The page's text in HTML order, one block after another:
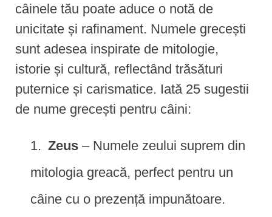
câinele tău poate aduce o notă de
unicitate și rafinament. Numele grecești
sunt adesea inspirate de mitologie,
istorie și cultură, reflectând trăsături
puternice și carismatice. Iată 25 sugestii
de nume grecești pentru câini:
Zeus – Numele zeului suprem din
mitologia greacă, perfect pentru un
câine cu o prezență impunătoare.